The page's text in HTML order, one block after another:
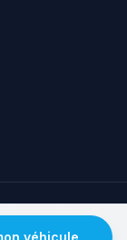
formateur· ©
véhicule